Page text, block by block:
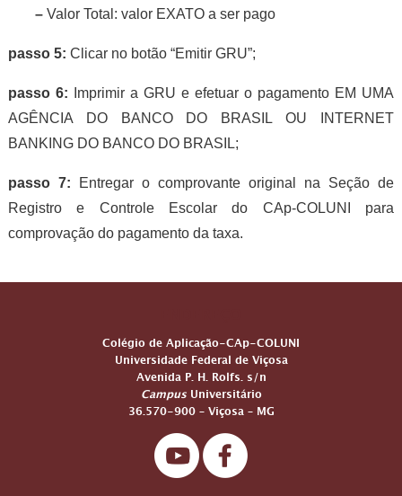
–Valor Total: valor EXATO a ser pago
passo 5: Clicar no botão “Emitir GRU”;
passo 6: Imprimir a GRU e efetuar o pagamento EM UMA
AGÊNCIA DO BANCO DO BRASIL OU INTERNET
BANKING DO BANCO DO BRASIL;
passo 7: Entregar o comprovante original na Seção de
Registro e Controle Escolar do CAp-COLUNI para
comprovação do pagamento da taxa.
Colégio de Aplicação-CAp-COLUNI
Universidade Federal de Viçosa
Avenida P. H. Rolfs. s/n
CampusUniversitário
36.570-900 – Viçosa – MG